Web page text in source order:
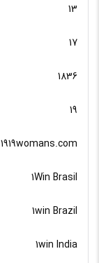
13
17
1836
19
1919womans.com
1Win Brasil
1win Brazil
1win India